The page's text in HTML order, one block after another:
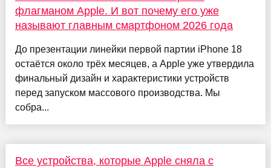
флагманом Apple. И вот почему его уже
называют главным смартфоном 2026 года
До презентации линейки первой партии iPhone 18
остаётся около трёх месяцев, а Apple уже утвердила
финальный дизайн и характеристики устройств
перед запуском массового производства. Мы
собра...
Все устройства, которые Apple сняла с